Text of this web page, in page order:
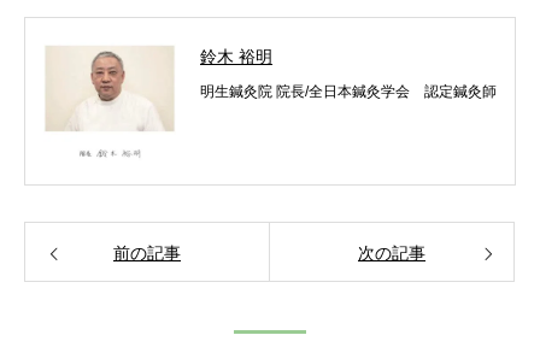
鈴木 裕明
明生鍼灸院 院長/全日本鍼灸学会 認定鍼灸師
前の記事 次の記事